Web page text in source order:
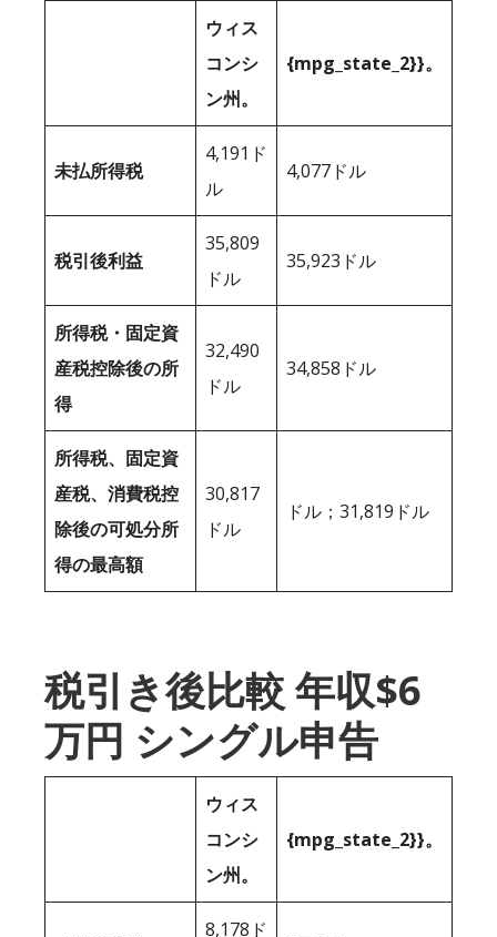
ウィス
コンシ
ン州。
{mpg_state_2}}。
未払所得税
4,191ド
ル
4,077ドル
税引後利益
35,809
ドル
35,923ドル
所得税・固定資
産税控除後の所
得
32,490
ドル
34,858ドル
所得税、固定資
産税、消費税控
除後の可処分所
得の最高額
30,817
ドル
ドル；31,819ドル
税引き後比較 年収$6
万円 シングル申告
ウィス
コンシ
ン州。
{mpg_state_2}}。
8,178ド